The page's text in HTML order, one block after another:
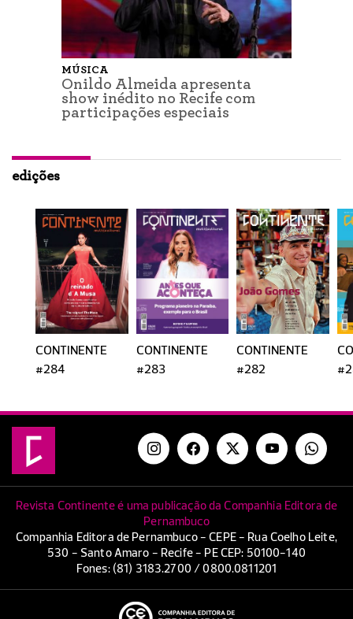
MÚSICA
Onildo Almeida apresenta
show inédito no Recife com
participações especiais
edições
CONTINENTE
#284
CONTINENTE
#283
CONTINENTE
#282
Revista Continente é uma publicação da Companhia Editora de
Pernambuco
Companhia Editora de Pernambuco - CEPE - Rua Coelho Leite,
530 - Santo Amaro - Recife - PE CEP: 50100-140
Fones: (81) 3183.2700 / 0800.0811201